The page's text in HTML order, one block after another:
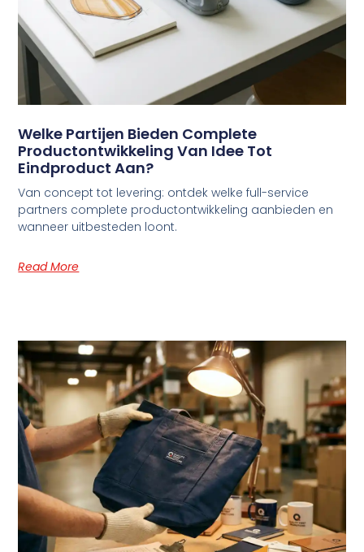
Welke Partijen Bieden Complete
Productontwikkeling Van Idee Tot
Eindproduct Aan?
Van concept tot levering: ontdek welke full-service
partners complete productontwikkeling aanbieden en
wanneer uitbesteden loont.
Read More